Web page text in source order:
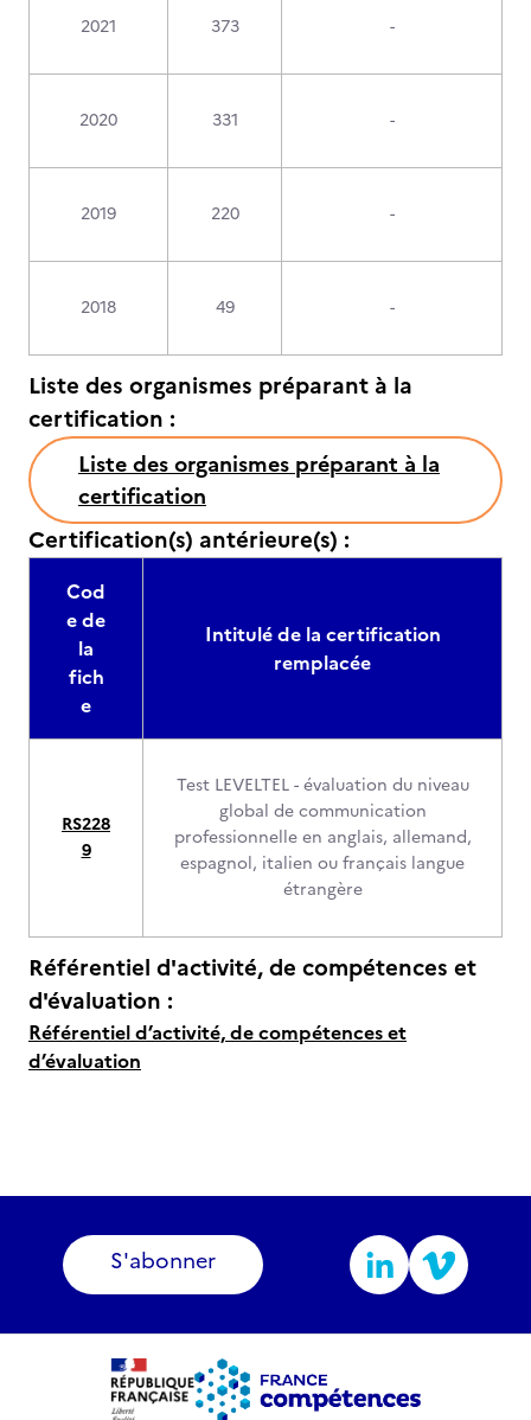
2021 373 -
2020 331 -
2019 220 -
2018 49 -
Liste des organismes préparant à la
certification :
Liste des organismes préparant à la
certification
Certification(s) antérieure(s) :
Cod
e de
la
fich
e
Intitulé de la certification
remplacée
RS228
9
Test LEVELTEL - évaluation du niveau
global de communication
professionnelle en anglais, allemand,
espagnol, italien ou français langue
étrangère
Référentiel d'activité, de compétences et
d'évaluation :
Référentiel d’activité, de compétences et
d’évaluation
S'abonner